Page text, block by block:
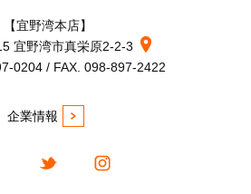
【宜野湾本店】
宜野湾市真栄原2-2-3
0204 / FAX. 098-897-2422
企業情報